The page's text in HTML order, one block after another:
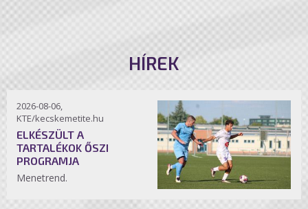
HÍREK
2026-08-06,
KTE/kecskemetite.hu
ELKÉSZÜLT A
TARTALÉKOK ŐSZI
PROGRAMJA
Menetrend.